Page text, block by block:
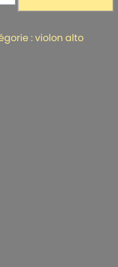
:violon alto